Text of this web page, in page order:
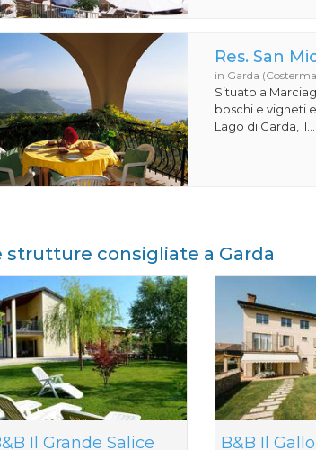
Res. San
in Garda
Situato a
boschi e vigneti
Lago di Garda, il...
strutture consigliate a Garda
Il Grande Salice B&B Il